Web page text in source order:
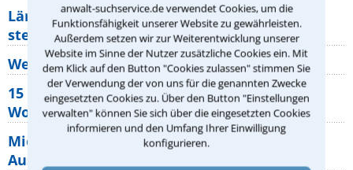
anwalt-suchservice.de verwendet Cookies, um die
Funktionsfähigkeit unserer Website zu gewährleisten.
Außerdem setzen wir zur Weiterentwicklung unserer
Website im Sinne der Nutzer zusätzliche Cookies ein. Mit
dem Klick auf den Button "Cookies zulassen" stimmen Sie
der Verwendung der von uns für die genannten Zwecke
eingesetzten Cookies zu. Über den Button "Einstellungen
verwalten" können Sie sich über die eingesetzten Cookies
informieren und den Umfang Ihrer Einwilligung
konfigurieren.
Lärm von den Nachbarn: Welche Rechte
stehen mir zu?
Wer muss Zweitwohnungssteuer zahlen?
15 elementare Rechte, die jeder
Wohnungseigentümer kennen sollte
Mietpreisbremse 2026: Alle Regeln,
Ausnahmen und Rechte für Mieter